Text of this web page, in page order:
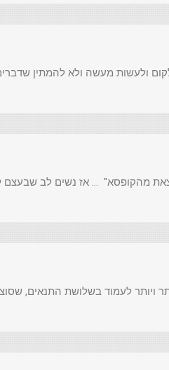
ולעשות מעשה ולא להמתין שדברים
מהקופסא" … אז נשים לב שבעצם
בשלושת התנאים, שסוציולוגים